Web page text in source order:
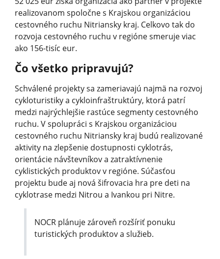
realizovanom spoločne s Krajskou organizáciou
cestovného ruchu Nitriansky kraj. Celkovo tak do
rozvoja cestovného ruchu v regióne smeruje viac
ako 156-tisíc eur.
Čo všetko pripravujú?
Schválené projekty sa zameriavajú najmä na rozvoj
cykloturistiky a cykloinfraštruk­túry, ktorá patrí
medzi najrýchlejšie rastúce segmenty cestovného
ruchu. V spolupráci s Krajskou organizáciou
cestovného ruchu Nitriansky kraj budú realizované
aktivity na zlepšenie dostupnosti cyklotrás,
orientácie návštevníkov a zatraktívnenie
cyklistických produktov v regióne. Súčasťou
projektu bude aj nová šifrovacia hra pre deti na
cyklotrase medzi Nitrou a Ivankou pri Nitre.
NOCR plánuje zároveň rozšíriť ponuku
turistických produktov a služieb.